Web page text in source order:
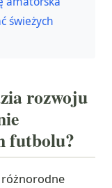
świeżych
rozwoju
futbolu?
różnorodne